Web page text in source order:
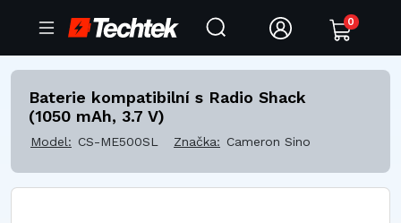
0
Baterie kompatibilní s Radio Shack
(1050 mAh, 3.7 V)
Model: CS-ME500SL Značka: Cameron Sino